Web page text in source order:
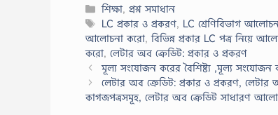
Categories
শিক্ষা,প্রশ্ন সমাধান
Tags
LC প্রকার ও প্রকরণ, LC শ্রেণিবিভাগ
আলোচনা করো,বিভিন্ন প্রকার LC পত্র নিয়ে
করো, লেটার অব ক্রেডিট: প্রকার ও প্রকরণ
মূল্য সংযোজন করের বৈশিষ্ট্য ,মূল্য সংযোজন
লেটার অব ক্রেডিট: প্রকার ও প্রকরণ,
কাগজপত্রসমূহ, লেটার অব ক্রেডিট সাধারণ